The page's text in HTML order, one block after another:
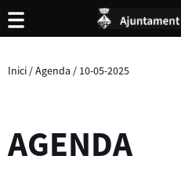
Inici /Agenda / 10-05-2025
AGENDA